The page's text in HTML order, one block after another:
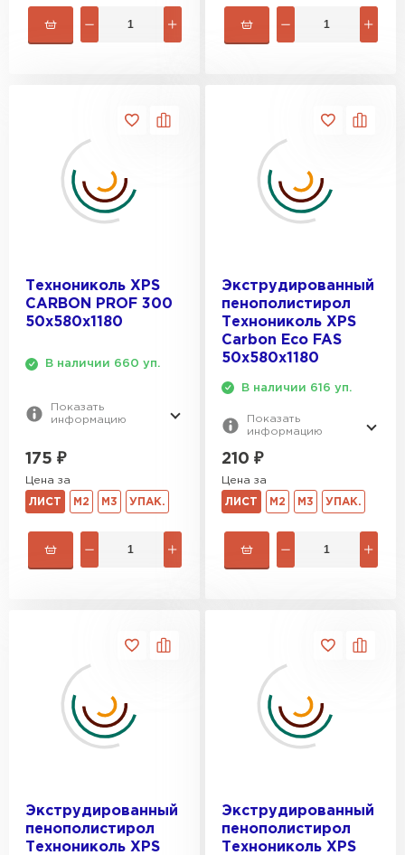
Технониколь XPS
CARBON PROF 300
50х580х1180
В наличии 660 уп.
Показать
информацию
175 ₽
Цена за
ЛИСТ М2 М3 УПАК.
Экструдированный
пенополистирол
Технониколь XPS
Carbon Eco FAS
50х580х1180
В наличии 616 уп.
Показать
информацию
210 ₽
Цена за
ЛИСТ М2 М3 УПАК.
Экструдированный
пенополистирол
Технониколь XPS
Экструдированный
пенополистирол
Технониколь XPS